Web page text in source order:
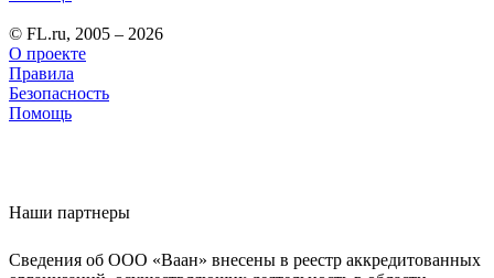
© FL.ru, 2005 – 2026
О проекте
Правила
Безопасность
Помощь
Наши партнеры
Сведения об ООО «Ваан» внесены в реестр аккредитованных